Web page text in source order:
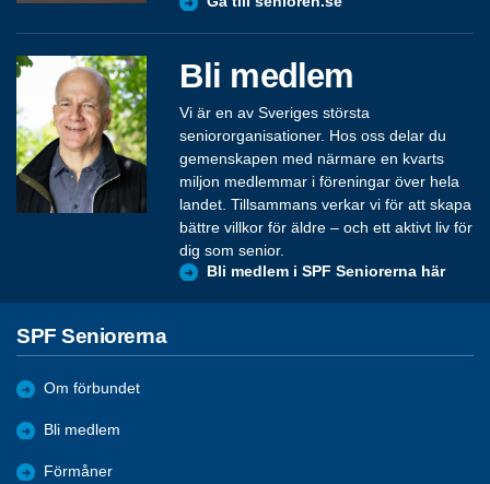
Bli medlem
Vi är en av Sveriges största
seniororganisationer. Hos oss delar du
gemenskapen med närmare en kvarts
miljon medlemmar i föreningar över hela
landet. Tillsammans verkar vi för att skapa
bättre villkor för äldre – och ett aktivt liv för
dig som senior.
Bli medlem i SPF Seniorerna här
SPF Seniorerna
Om förbundet
Bli medlem
Förmåner